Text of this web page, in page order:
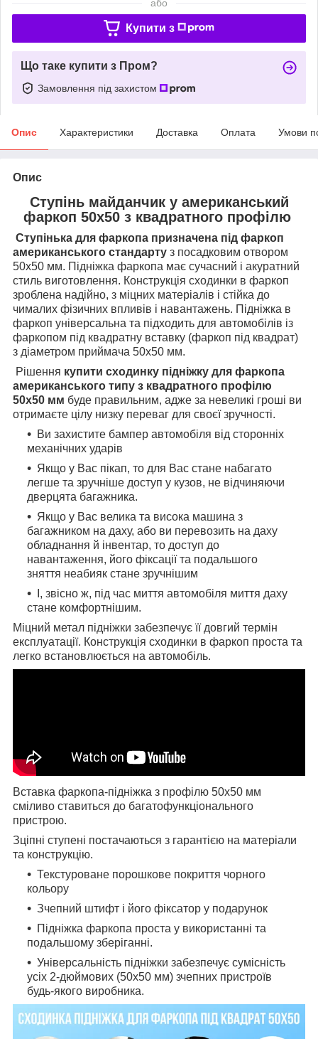
або
Купити з
Що таке купити з Пром?
Замовлення під захистом
Опис Характеристики Доставка Оплата Умови
Опис
Ступінь майданчик у американський
фаркоп 50х50 з квадратного профілю
Ступінька для фаркопа призначена під фаркоп
американського стандарту з посадковим отвором
50х50 мм. Підніжка фаркопа має сучасний і акуратний
стиль виготовлення. Конструкція сходинки в фаркоп
зроблена надійно, з міцних матеріалів і стійка до
чималих фізичних впливів і навантажень. Підніжка в
фаркоп універсальна та підходить для автомобілів із
фаркопом під квадратну вставку (фаркоп під квадрат)
з діаметром приймача 50х50 мм.
Рішення купити сходинку підніжку для фаркопа
американського типу з квадратного профілю
50х50 мм буде правильним, адже за невеликі гроші ви
отримаєте цілу низку переваг для своєї зручності.
Ви захистите бампер автомобіля від сторонніх
механічних ударів
Якщо у Вас пікап, то для Вас стане набагато
легше та зручніше доступ у кузов, не відчиняючи
дверцята багажника.
Якщо у Вас велика та висока машина з
багажником на даху, або ви перевозить на даху
обладнання й інвентар, то доступ до
навантаження, його фіксації та подальшого
зняття неабияк стане зручнішим
І, звісно ж, під час миття автомобіля миття даху
стане комфортнішим.
Міцний метал підніжки забезпечує її довгий термін
експлуатації. Конструкція сходинки в фаркоп проста та
легко встановлюється на автомобіль.
Вставка фаркопа-підніжка з профілю 50х50 мм
сміливо ставиться до багатофункціонального
пристрою.
Зціпні ступені постачаються з гарантією на матеріали
та конструкцію.
Текстуроване порошкове покриття чорного
кольору
Зчепний штифт і його фіксатор у подарунок
Підніжка фаркопа проста у використанні та
подальшому зберіганні.
Універсальність підніжки забезпечує сумісність
усіх 2-дюймових (50х50 мм) зчепних пристроїв
будь-якого виробника.